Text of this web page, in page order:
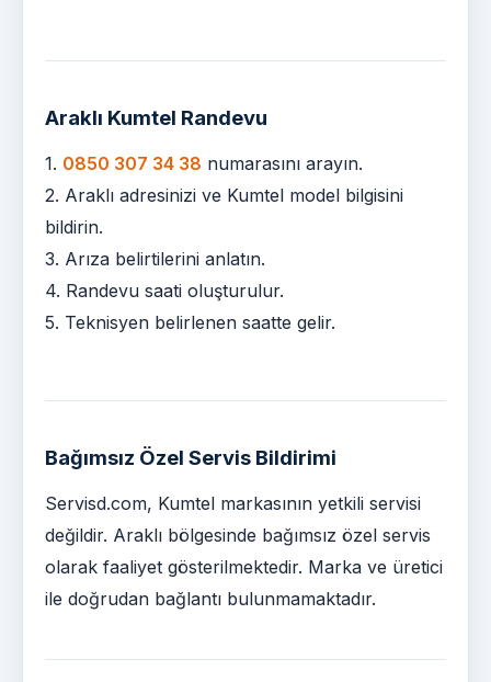
Araklı Kumtel Randevu
1. 0850 307 34 38 numarasını arayın.
2. Araklı adresinizi ve Kumtel model bilgisini
bildirin.
3. Arıza belirtilerini anlatın.
4. Randevu saati oluşturulur.
5. Teknisyen belirlenen saatte gelir.
Bağımsız Özel Servis Bildirimi
Servisd.com, Kumtel markasının yetkili servisi
değildir. Araklı bölgesinde bağımsız özel servis
olarak faaliyet gösterilmektedir. Marka ve üretici
ile doğrudan bağlantı bulunmamaktadır.